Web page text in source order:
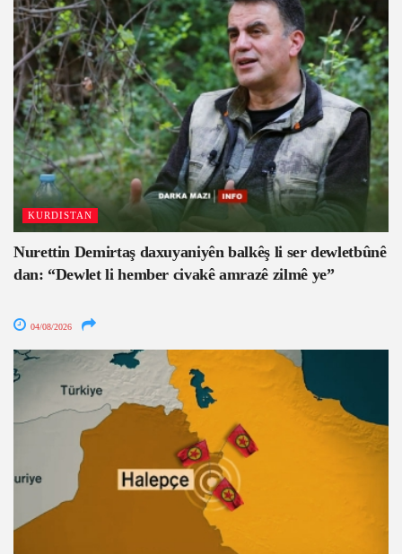
KURDISTAN
Nurettin Demirtaş daxuyaniyên balkêş li ser dewletbûnê
dan: “Dewlet li hember civakê amrazê zilmê ye”
04/08/2026